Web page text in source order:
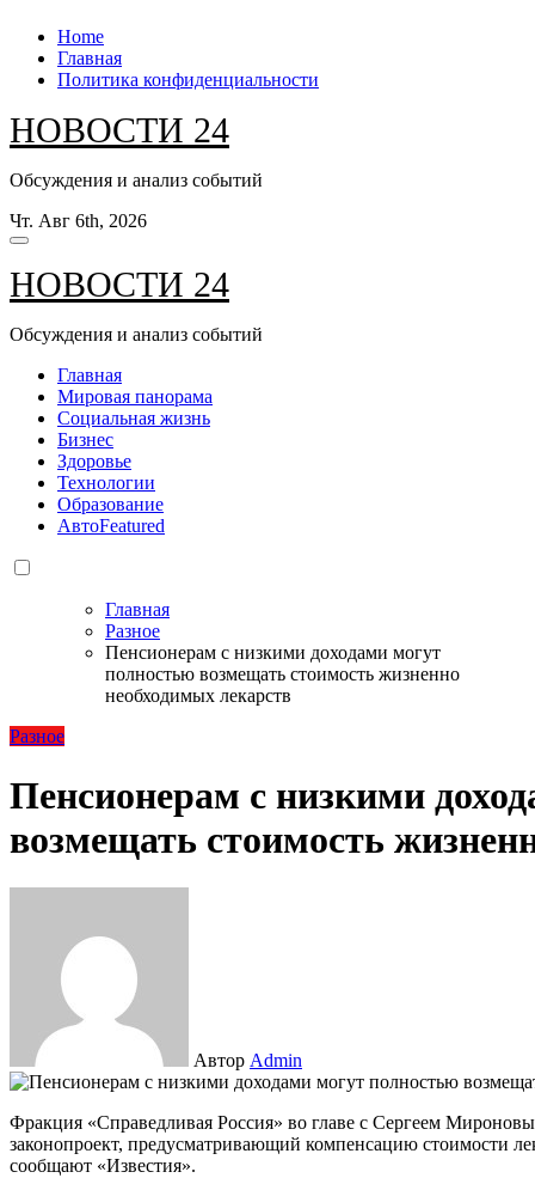
Перейти
содержанию
Home
Главная
Политика конфиденциальности
НОВОСТИ 24
Обсуждения и анализ событий
Чт. Авг 6th, 2026
НОВОСТИ 24
Обсуждения и анализ событий
Главная
Мировая панорама
Социальная жизнь
Бизнес
Здоровье
Технологии
Образование
АвтоFeatured
Главная
Разное
Пенсионерам с низкими доходами могут
полностью возмещать стоимость жизненно
необходимых лекарств
Разное
Пенсионерам с низкими
возмещать стоимость
Автор Admin
Фракция «Справедливая Россия» во главе с Сергеем Мироновым намерена внести на рассмотрение Госдумы
законопроект, предусматривающий компенсацию стоимости
сообщают «Известия».